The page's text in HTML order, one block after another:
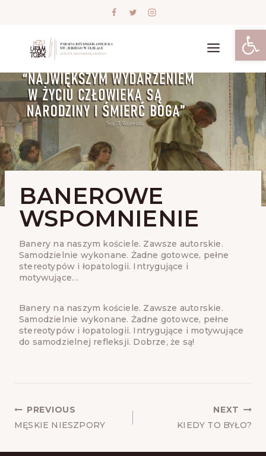
BANEROWE
WSPOMNIENIE
Banery na naszym kościele. Zawsze autorskie.
Samodzielnie wykonane. Żadne gotowce, pełne
stereotypów i łopatologii. Intrygujące i
motywujące…
Banery na naszym kościele. Zawsze autorskie.
Samodzielnie wykonane. Żadne gotowce, pełne
stereotypów i łopatologii. Intrygujące i motywujące
do samodzielnej refleksji. Dobrze, że są!
POST
NAVIGATION
PREVIOUS
MĘSKIE NIESZPORY
NEXT
KIEDY TO BYŁO?